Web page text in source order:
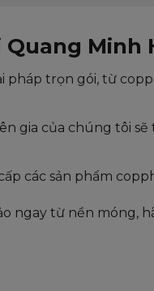
Minh
trọn gói, từ
gia của chúng tôi sẽ
các sản phẩm
ngay từ nền móng,